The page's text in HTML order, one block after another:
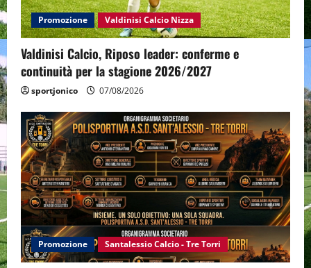
Promozione Valdinisi Calcio Nizza
Valdinisi Calcio, Riposo leader: conferme e
continuità per la stagione 2026/2027
sportjonico 07/08/2026
Promozione Santalessio Calcio - Tre Torri